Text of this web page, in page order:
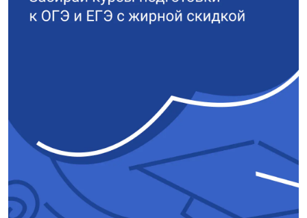
\frac{q}{Cd} = \frac{60 \cdot
10^{−6}}{75 \cdot 10^{−6} \cdot 5
$160 \frac{\text{В}}